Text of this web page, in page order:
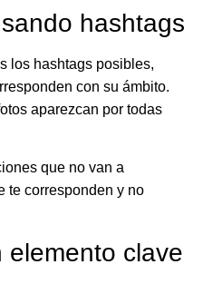
hashtags
los hashtags posibles,
con su ámbito.
aparezcan por todas
que no van a
te corresponden y no
elemento clave